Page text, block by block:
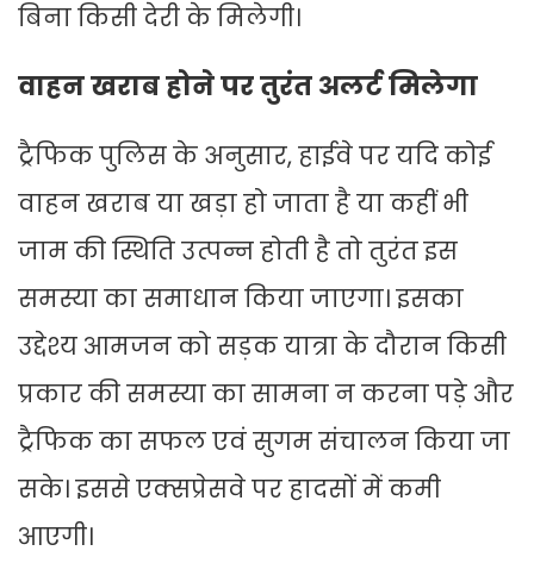
बिना किसी देरी के मिलेगी।
वाहन खराब होने पर तुरंत अलर्ट मिलेगा
ट्रैफिक पुलिस के अनुसार, हाईवे पर यदि कोई
वाहन खराब या खड़ा हो जाता है या कहीं भी
जाम की स्थिति उत्पन्न होती है तो तुरंत इस
समस्या का समाधान किया जाएगा। इसका
उद्देश्य आमजन को सड़क यात्रा के दौरान किसी
प्रकार की समस्या का सामना न करना पड़े और
ट्रैफिक का सफल एवं सुगम संचालन किया जा
सके। इससे एक्सप्रेसवे पर हादसों में कमी
आएगी।